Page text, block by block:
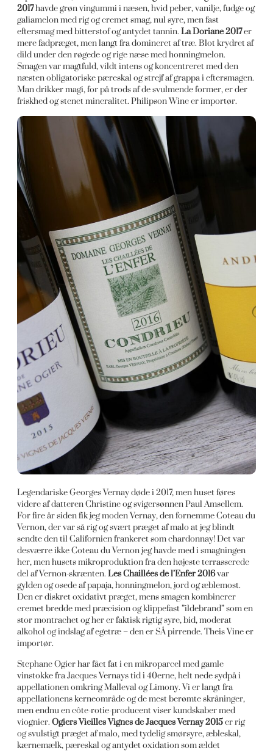
2017havde grøn vingummi i næsen, hvid peber, vanilje, fudge og
galiamelon med rig og cremet smag, nul syre, men fast
eftersmag med bitterstof og antydet tannin.La Doriane 2017er
mere fadpræget, men langt fra domineret af træ. Blot krydret af
dild under den røgede og rige næse med honningmelon.
Smagen var magtfuld, vildt intens og koncentreret med den
næsten obligatoriske pæreskal og strejf af grappa i eftersmagen.
Man drikker magi, for på trods af de svulmende former, er der
friskhed og stenet mineralitet. Philipson Wine er importør.
Legendariske Georges Vernay døde i 2017, men huset føres
videre af datteren Christine og svigersønnen Paul Amsellem.
For fire år siden fik jeg moden Vernay, den fornemme Coteau du
Vernon, der var så rig og svært præget af malo at jeg blindt
sendte den til Californien frankeret som chardonnay! Det var
desværre ikke Coteau du Vernon jeg havde med i smagningen
her, men husets mikroproduktion fra den højeste terrasserede
del af Vernon-skrænten.Les Chaillées de l’Enfer 2016var
gylden og osede af papaja, honningmelon, jord og æblemost.
Den er diskret oxidativt præget, mens smagen kombinerer
cremet bredde med præcision og klippefast ”ildebrand” som en
stor montrachet og her er faktisk rigtig syre, bid, moderat
alkohol og indslag af egetræ – den er SÅ pirrende. Theis Vine er
importør.
Stephane Ogier har fået fat i en mikroparcel med gamle
vinstokke fra Jacques Vernays tid i 40erne, helt nede sydpå i
appellationen omkring Malleval og Limony. Vi er langt fra
appellationens kerneområde og de mest berømte skråninger,
men endnu en côte-rotie-producent viser kundskaber med
viognier.Ogiers Vieilles Vignes de Jacques Vernay 2015er rig
og svulstigt præget af malo, med tydelig smørsyre, æbleskal,
kærnemælk, pæreskal og antydet oxidation som ældet